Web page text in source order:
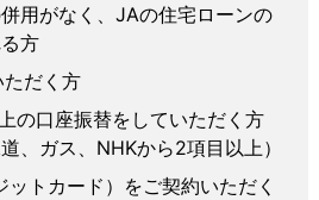
用がなく、JAの住宅ローンの
方
だく方
の口座振替をしていただく方
、ガス、NHKから2項目以上）
トカード）をご契約いただく